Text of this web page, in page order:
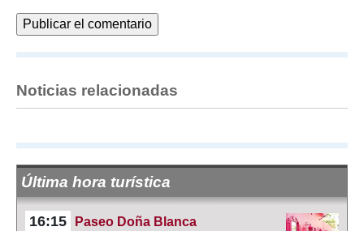
Noticias relacionadas
Última hora turística
16:15
Paseo Doña Blanca